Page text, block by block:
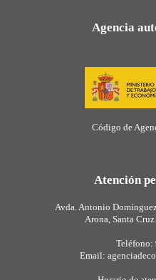
Agencia
Código de
Atención
Avda. Antonio
Arona, Santa
Teléfono:
Email: